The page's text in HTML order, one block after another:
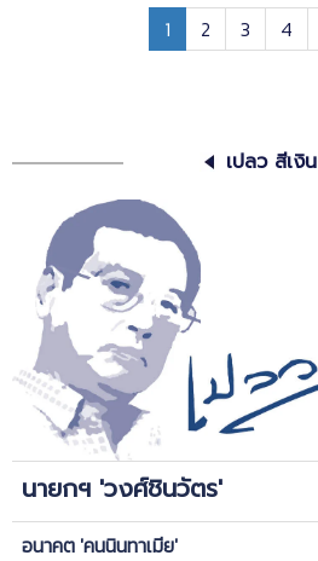
1 2 3 4
เปลว สีเงิน
นายกฯ 'วงศ์ชินวัตร'
อนาคต 'คนนินทาเมีย'